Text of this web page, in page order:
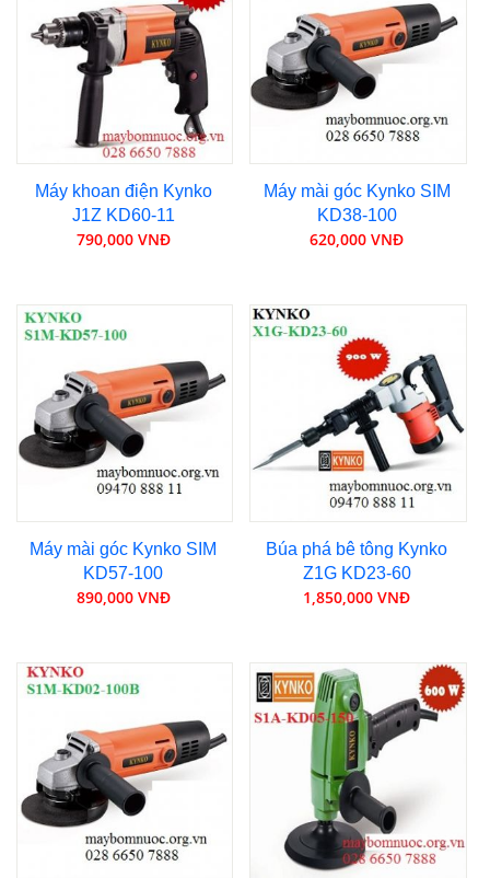
Máy khoan điện Kynko
J1Z KD60-11
790,000 VNĐ
Máy mài góc Kynko SIM
KD38-100
620,000 VNĐ
Máy mài góc Kynko SIM
KD57-100
890,000 VNĐ
Búa phá bê tông Kynko
Z1G KD23-60
1,850,000 VNĐ